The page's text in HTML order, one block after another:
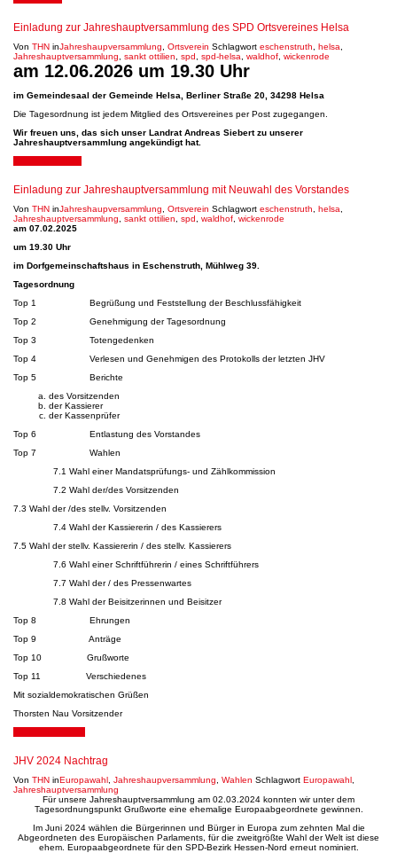
Einladung zur Jahreshauptversammlung des SPD Ortsvereines Helsa
Von THN inJahreshaupversammlung Ortsverein Schlagwort eschenstruth helsa
Jahreshauptversammlung
sankt ottilien spd spd-helsa waldhof wickenrode
am 12.06.2026 um 19.30 Uhr
im Gemeindesaal der Gemeinde Helsa, Berliner Straße 20, 34298 Helsa
Die Tagesordnung ist jedem Mitglied des Ortsvereines per Post zugegangen.
Wir freuen uns, das sich unser Landrat Andreas Siebert zu unserer
Jahreshauptversammlung angekündigt hat.
Einladung zur Jahreshauptversammlung mit Neuwahl des Vorstandes
Von THN inJahreshaupversammlung Ortsverein Schlagwort eschenstruth helsa
Jahreshauptversammlung
sankt ottilien spd waldhof wickenrode
am 07.02.2025
um 19.30 Uhr
im Dorfgemeinschaftshaus in Eschenstruth, Mühlweg 39.
Tagesordnung
Top 1 Begrüßung und Feststellung der Beschlussfähigkeit
Top 2 Genehmigung der Tagesordnung
Top 3 Totengedenken
Top 4 Verlesen und Genehmigen des Protokolls der letzten JHV
Top 5 Berichte
des Vorsitzenden
der Kassierer
der Kassenprüfer
Top 6 Entlastung des Vorstandes
Top 7 Wahlen
7.1 Wahl einer Mandatsprüfungs- und Zählkommission
7.2 Wahl der/des Vorsitzenden
7.3 Wahl der /des stellv. Vorsitzenden
7.4 Wahl der Kassiererin / des Kassierers
7.5 Wahl der stellv. Kassiererin / des stellv. Kassierers
7.6 Wahl einer Schriftführerin / eines Schriftführers
7.7 Wahl der / des Pressenwartes
7.8 Wahl der Beisitzerinnen und Beisitzer
Top 8 Ehrungen
Top 9 Anträge
Top 10 Grußworte
Top 11 Verschiedenes
Mit sozialdemokratischen Grüßen
Thorsten Nau Vorsitzender
JHV 2024 Nachtrag
Von THN inEuropawahl Jahreshaupversammlung Wahlen Schlagwort Europawahl
Jahreshauptversammlung
Für unsere Jahreshauptversammlung am 02.03.2024 konnten wir unter dem
Tagesordnungspunkt Grußworte eine ehemalige Europaabgeordnete gewinnen.
Im Juni 2024 wählen die Bürgerinnen und Bürger in Europa zum zehnten Mal die
Abgeordneten des Europäischen Parlaments, für die zweitgrößte Wahl der Welt ist diese
ehem. Europaabgeordnete für den SPD-Bezirk Hessen-Nord erneut nominiert.